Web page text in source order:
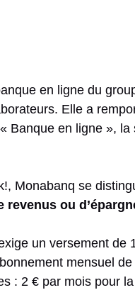
en ligne du
Elle a
Banque en ligne »,
Monabanq se
revenus ou
un versement de
mensuel
: 2 € par mois pour